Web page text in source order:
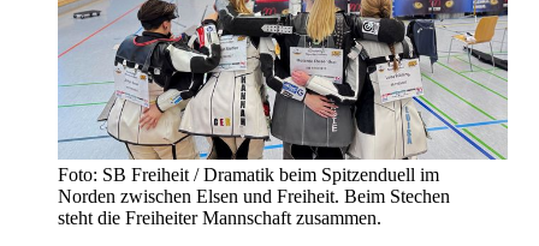
Foto: SB Freiheit / Dramatik beim Spitzenduell im
Norden zwischen Elsen und Freiheit. Beim Stechen
steht die Freiheiter Mannschaft zusammen.